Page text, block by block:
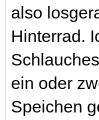
also
Hinterrad.
ein oder
Speichen